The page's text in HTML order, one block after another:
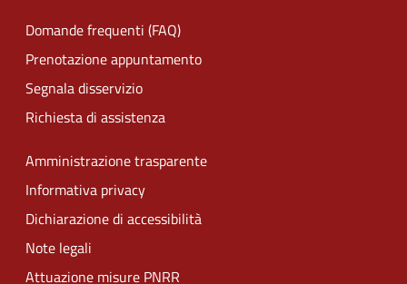
Domande frequenti (FAQ)
Prenotazione appuntamento
Segnala disservizio
Richiesta di assistenza
Amministrazione trasparente
Informativa privacy
Dichiarazione di accessibilità
Note legali
Attuazione misure PNRR